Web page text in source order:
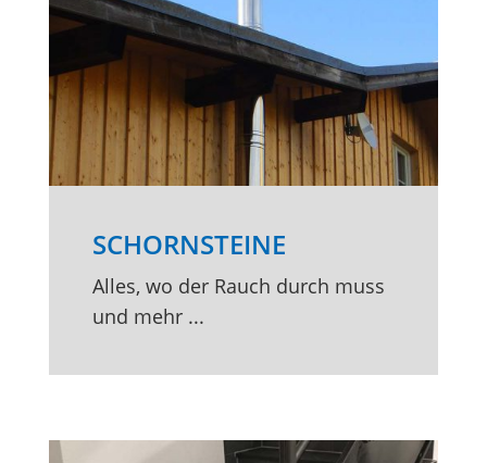
SCHORNSTEINE
Alles, wo der Rauch durch muss
und mehr ...